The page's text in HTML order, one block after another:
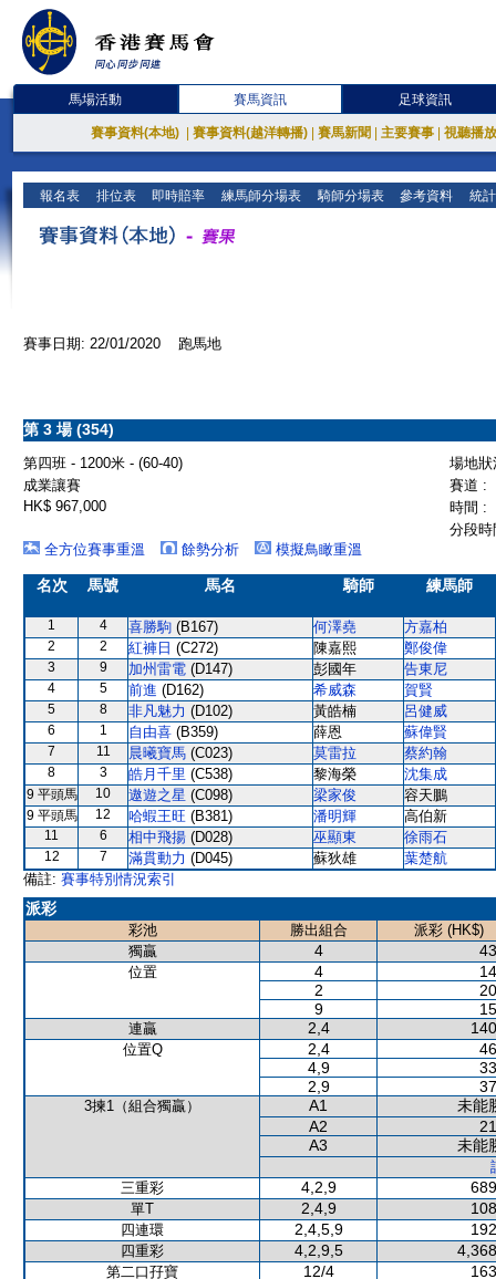
馬場活動 賽馬資訊 足球資訊
賽事資料(本地) 賽事資料(越洋轉播) 賽馬新聞 主要賽事 視聽播
報名表 排位表 即時賠率 練馬師分場表 騎師分場表 參考資料 統
賽事日期: 22/01/2020 跑馬地
第 3 場 (354)
第四班 - 1200米 - (60-40)
場地
成業讓賽
賽道 :
HK$ 967,000
時間 :
分段
全方位賽事重溫
餘勢分析 模擬鳥瞰重溫
名次 馬號 馬名 騎師 練馬師
1 4 喜勝駒 (B167) 何澤堯 方嘉柏
2 2 紅褲日 (C272) 陳嘉熙 鄭俊偉
3 9 加州雷電 (D147) 彭國年 告東尼
4 5 前進 (D162) 希威森 賀賢
5 8 非凡魅力 (D102) 黃皓楠 呂健威
6 1 自由喜 (B359) 薛恩 蘇偉賢
7 11 晨曦寶馬 (C023) 莫雷拉 蔡約翰
8 3 皓月千里 (C538) 黎海榮 沈集成
9 平頭馬 10 遨遊之星 (C098) 梁家俊 容天鵬
9 平頭馬 12 哈蝦王旺 (B381) 潘明輝 高伯新
11 6 相中飛揚 (D028) 巫顯東 徐雨石
12 7 滿貫動力 (D045) 蘇狄雄
葉楚航
備註: 賽事特別情況索引
派彩
彩池 勝出組合
派彩 (HK$)
獨贏
4
位置 4
2
9
連贏 2,4
位置Q 2,4
4,9
2,9
3揀1（組合獨贏） A1
未能
A2
A3
未能
三重彩
4,2,9
單T 2,4,9
四連環 2,4,5,9
四重彩 4,2,9,5
第二口孖寶 12/4